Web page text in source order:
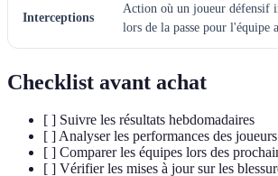
Interceptions
Action où un joueur défensif
lors de la passe pour l'équipe
Checklist avant achat
[ ] Suivre les résultats hebdomadaires
[ ] Analyser les performances des
[ ] Comparer les équipes lors des
[ ] Vérifier les mises à jour sur les